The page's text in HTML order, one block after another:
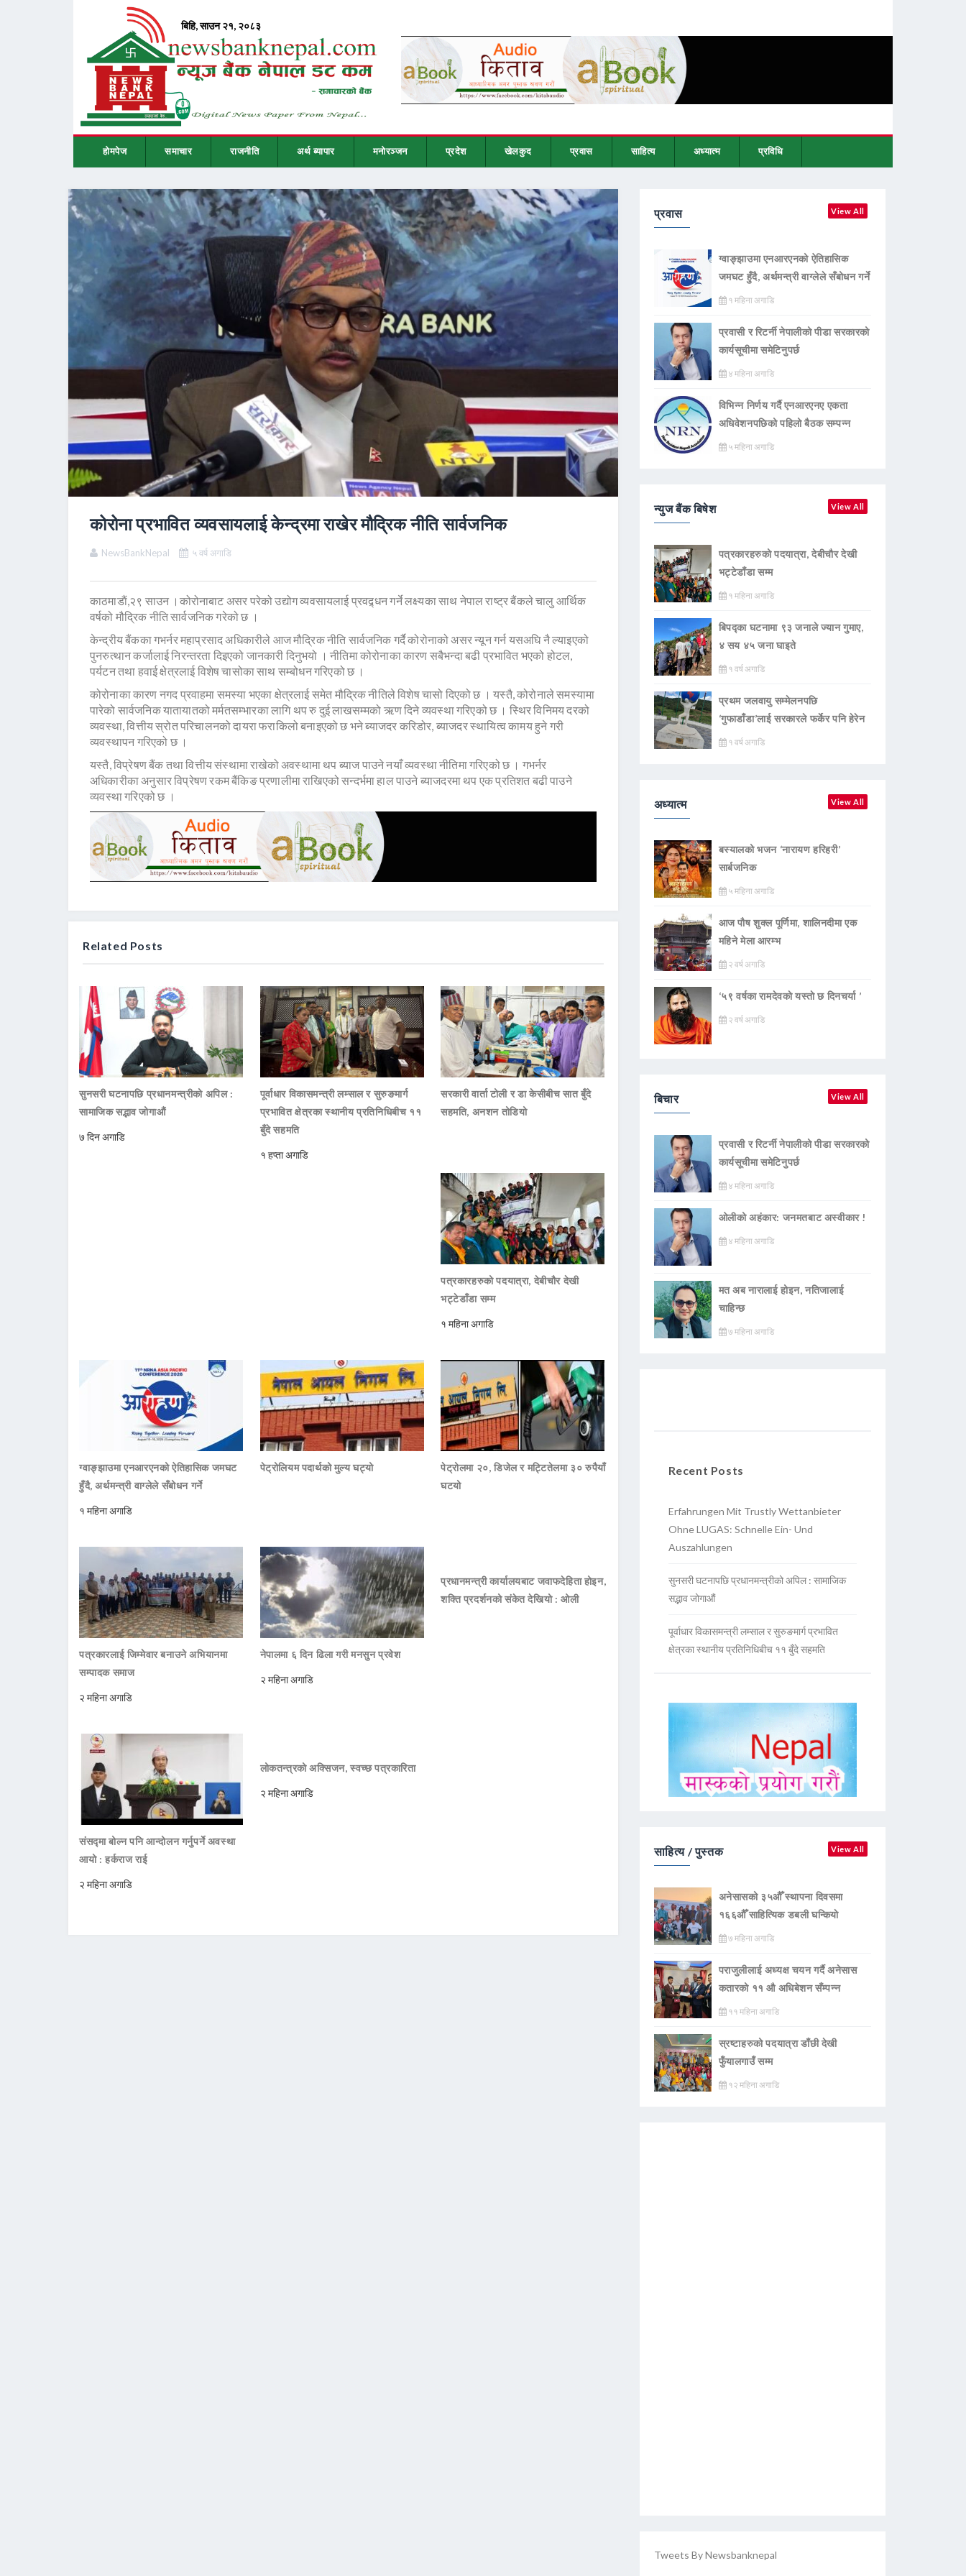
होमपेज समाचार राजनीति अर्थ ब्यापार मनोरञ्जन प्रदेश खेलकुद प्रवास साहित्य अध्यात्म प्रविधि
कोरोना प्रभावित व्यवसायलाई केन्द्रमा राखेर मौद्रिक नीति सार्वजनिक
NewsBankNepal ५ वर्ष अगाडि
काठमाडाैं,२९ साउन ।कोरोनाबाट असर परेको उद्योग व्यवसायलाई प्रवद्र्धन गर्ने लक्ष्यका साथ नेपाल राष्ट्र बैंकले चालु आर्थिक
वर्षको मौद्रिक नीति सार्वजनिक गरेको छ ।
केन्द्रीय बैंकका गभर्नर महाप्रसाद अधिकारीले आज मौद्रिक नीति सार्वजनिक गर्दै कोरोनाको असर न्यून गर्न यसअघि नै ल्याइएको
पुनरुत्थान कर्जालाई निरन्तरता दिइएको जानकारी दिनुभयो । नीतिमा कोरोनाका कारण सबैभन्दा बढी प्रभावित भएको होटल,
पर्यटन तथा हवाई क्षेत्रलाई विशेष चासोका साथ सम्बोधन गरिएको छ ।
कोरोनाका कारण नगद प्रवाहमा समस्या भएका क्षेत्रलाई समेत मौद्रिक नीतिले विशेष चासो दिएको छ । यस्तै, कोरोनाले समस्यामा
पारेको सार्वजनिक यातायातको मर्मतसम्भारका लागि थप रु दुई लाखसम्मको ऋण दिने व्यवस्था गरिएको छ । स्थिर विनिमय दरको
व्यवस्था, वित्तीय स्रोत परिचालनको दायरा फराकिलो बनाइएको छ भने ब्याजदर करिडोर, ब्याजदर स्थायित्व कामय हुने गरी
व्यवस्थापन गरिएको छ ।
यस्तै, विप्रेषण बैंक तथा वित्तीय संस्थामा राखेको अवस्थामा थप ब्याज पाउने नयाँ व्यवस्था नीतिमा गरिएको छ । गभर्नर
अधिकारीका अनुसार विप्रेषण रकम बैंकिङ प्रणालीमा राखिएको सन्दर्भमा हाल पाउने ब्याजदरमा थप एक प्रतिशत बढी पाउने
व्यवस्था गरिएको छ ।
Related Posts
सुनसरी घटनापछि प्रधानमन्त्रीको अपिल :
सामाजिक सद्भाव जोगाऔं
७ दिन अगाडि
पूर्वाधार विकासमन्त्री लम्साल र सुरुङमार्ग
प्रभावित क्षेत्रका स्थानीय प्रतिनिधिबीच ११
बुँदे सहमति
१ हप्ता अगाडि
सरकारी वार्ता टोली र डा केसीबीच सात बुँदे
सहमति, अनशन तोडियो
पत्रकारहरुको पदयात्रा, देबीचौर देखी
भट्टेडाँडा सम्म
१ महिना अगाडि
ग्वाङ्झाउमा एनआरएनको ऐतिहासिक जमघट
हुँदै, अर्थमन्त्री वाग्लेले सँबोधन गर्ने
१ महिना अगाडि
पेट्रोलियम पदार्थको मुल्य घट्यो
पेट्रोलमा २०, डिजेल र मट्टितेलमा ३० रुपैयाँ
घटयो
पत्रकारलाई जिम्मेवार बनाउने अभियानमा
सम्पादक समाज
२ महिना अगाडि
नेपालमा ६ दिन ढिला गरी मनसुन प्रवेश
२ महिना अगाडि
प्रधानमन्त्री कार्यालयबाट जवाफदेहिता होइन,
शक्ति प्रदर्शनको संकेत देखियो : ओली
संसद्मा बोल्न पनि आन्दोलन गर्नुपर्ने अवस्था
आयो : हर्कराज राई
२ महिना अगाडि
लोकतन्त्रको अक्सिजन, स्वच्छ पत्रकारिता
२ महिना अगाडि
प्रवास View All
ग्वाङ्झाउमा एनआरएनको ऐतिहासिक
जमघट हुँदै, अर्थमन्त्री वाग्लेले सँबोधन गर्ने
१ महिना अगाडि
प्रवासी र रिटर्नी नेपालीको पीडा सरकारको
कार्यसूचीमा समेटिनुपर्छ
४ महिना अगाडि
विभिन्न निर्णय गर्दै एनआरएनए एकता
अधिवेशनपछिको पहिलो बैठक सम्पन्न
५ महिना अगाडि
न्युज बैंक बिषेश View All
पत्रकारहरुको पदयात्रा, देबीचौर देखी
भट्टेडाँडा सम्म
१ महिना अगाडि
बिपद्का घटनामा ९३ जनाले ज्यान गुमाए,
४ सय ४५ जना घाइते
१ वर्ष अगाडि
प्रथम जलवायु सम्मेलनपछि
‘गुफाडाँडा’लाई सरकारले फर्केर पनि हेरेन
१ वर्ष अगाडि
अध्यात्म View All
बस्यालको भजन ‘नारायण हरिहरी’
सार्बजनिक
५ महिना अगाडि
आज पौष शुक्ल पूर्णिमा, शालिनदीमा एक
महिने मेला आरम्भ
२ वर्ष अगाडि
‘५९ वर्षका रामदेवकाे यस्ताे छ दिनचर्या ’
२ वर्ष अगाडि
बिचार View All
प्रवासी र रिटर्नी नेपालीको पीडा सरकारको
कार्यसूचीमा समेटिनुपर्छ
४ महिना अगाडि
ओलीको अहंकार: जनमतबाट अस्वीकार !
४ महिना अगाडि
मत अब नारालाई होइन, नतिजालाई
चाहिन्छ
७ महिना अगाडि
Recent Posts
Erfahrungen Mit Trustly Wettanbieter
Ohne LUGAS: Schnelle Ein- Und
Auszahlungen
सुनसरी घटनापछि प्रधानमन्त्रीको अपिल : सामाजिक
सद्भाव जोगाऔं
पूर्वाधार विकासमन्त्री लम्साल र सुरुङमार्ग प्रभावित
क्षेत्रका स्थानीय प्रतिनिधिबीच ११ बुँदे सहमति
साहित्य / पुस्तक View All
अनेसासको ३५औँ स्थापना दिवसमा
१६६औँ साहित्यिक डबली घन्कियाे
७ महिना अगाडि
पराजुलीलाई अध्यक्ष चयन गर्दै अनेसास
कतारको ११ औ अधिबेशन सँम्पन्न
११ महिना अगाडि
स्रष्टाहरुको पदयात्रा डाँछी देखी
फुँयालगाउँ सम्म
१२ महिना अगाडि
Tweets By Newsbanknepal